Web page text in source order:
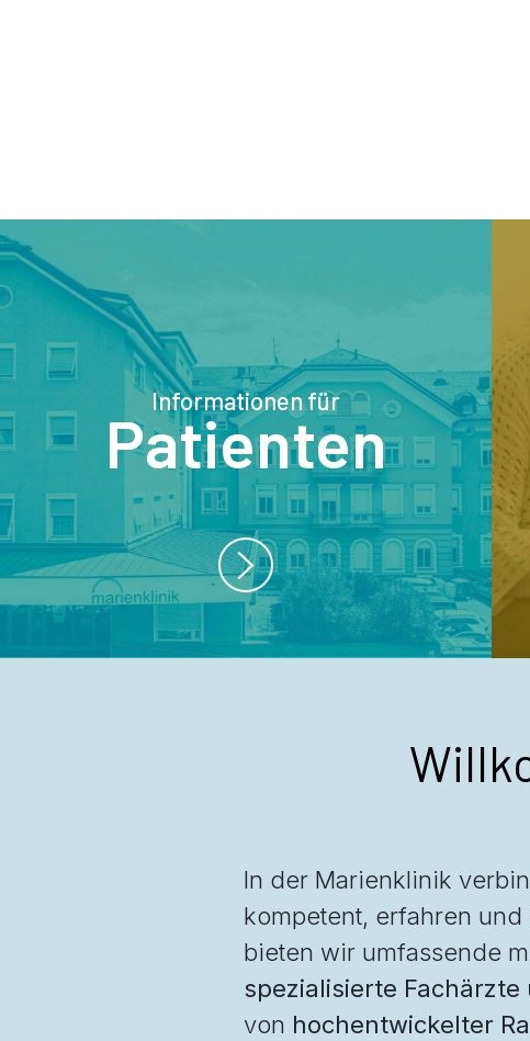
Informationen für
Patienten
In der Marienklinik
kompetent, erfahren und
bieten wir umfassende
spezialisierte
von hochentwickelter